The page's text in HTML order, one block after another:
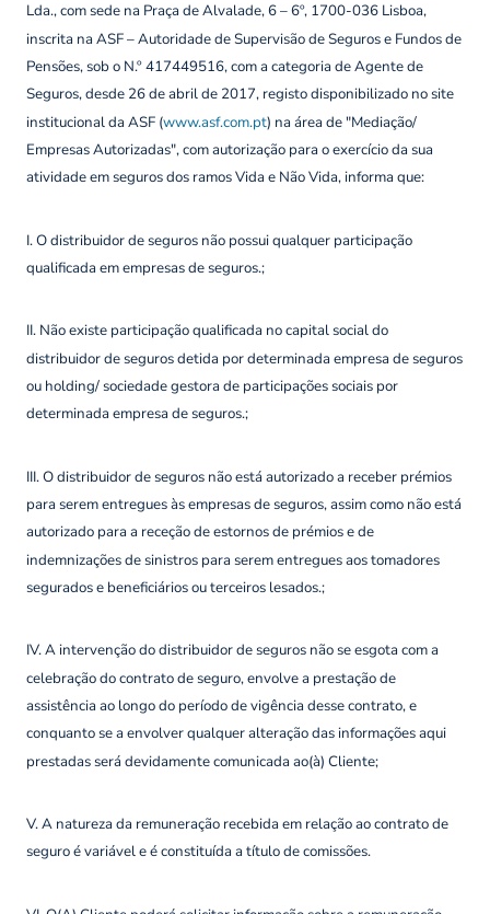
Lda., com sede na Praça de Alvalade, 6 – 6º, 1700-036 Lisboa,
inscrita na ASF – Autoridade de Supervisão de Seguros e Fundos de
Pensões, sob o N.º 417449516, com a categoria de Agente de
Seguros, desde 26 de abril de 2017, registo disponibilizado no site
institucional da ASF (www.asf.com.pt) na área de "Mediação/
Empresas Autorizadas", com autorização para o exercício da sua
atividade em seguros dos ramos Vida e Não Vida, informa que:
I. O distribuidor de seguros não possui qualquer participação
qualificada em empresas de seguros.;
II. Não existe participação qualificada no capital social do
distribuidor de seguros detida por determinada empresa de seguros
ou holding/ sociedade gestora de participações sociais por
determinada empresa de seguros.;
III. O distribuidor de seguros não está autorizado a receber prémios
para serem entregues às empresas de seguros, assim como não está
autorizado para a receção de estornos de prémios e de
indemnizações de sinistros para serem entregues aos tomadores
segurados e beneficiários ou terceiros lesados.;
IV. A intervenção do distribuidor de seguros não se esgota com a
celebração do contrato de seguro, envolve a prestação de
assistência ao longo do período de vigência desse contrato, e
conquanto se a envolver qualquer alteração das informações aqui
prestadas será devidamente comunicada ao(à) Cliente;
V. A natureza da remuneração recebida em relação ao contrato de
seguro é variável e é constituída a título de comissões.